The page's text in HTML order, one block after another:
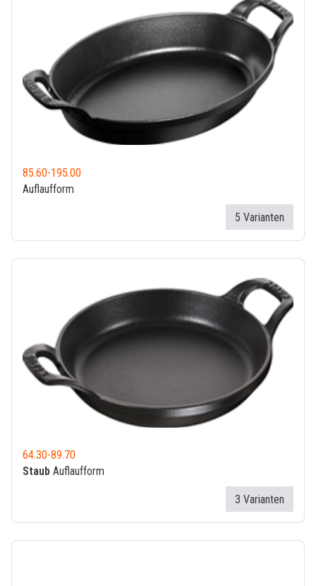
85.60-195.00
Auflaufform
5 Varianten
64.30-89.70
Staub Auflaufform
3 Varianten